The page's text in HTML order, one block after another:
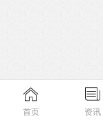
首页 资讯